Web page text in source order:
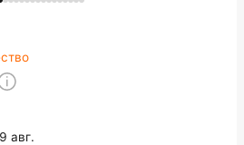
9 авг.